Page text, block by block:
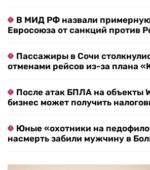
В МИД РФ назвали
Евросоюза от санкций против
Пассажиры в Сочи
отменами рейсов из-за плана
После атак БПЛА на объекты
бизнес может получить
Юные «охотники на
насмерть забили мужчину в